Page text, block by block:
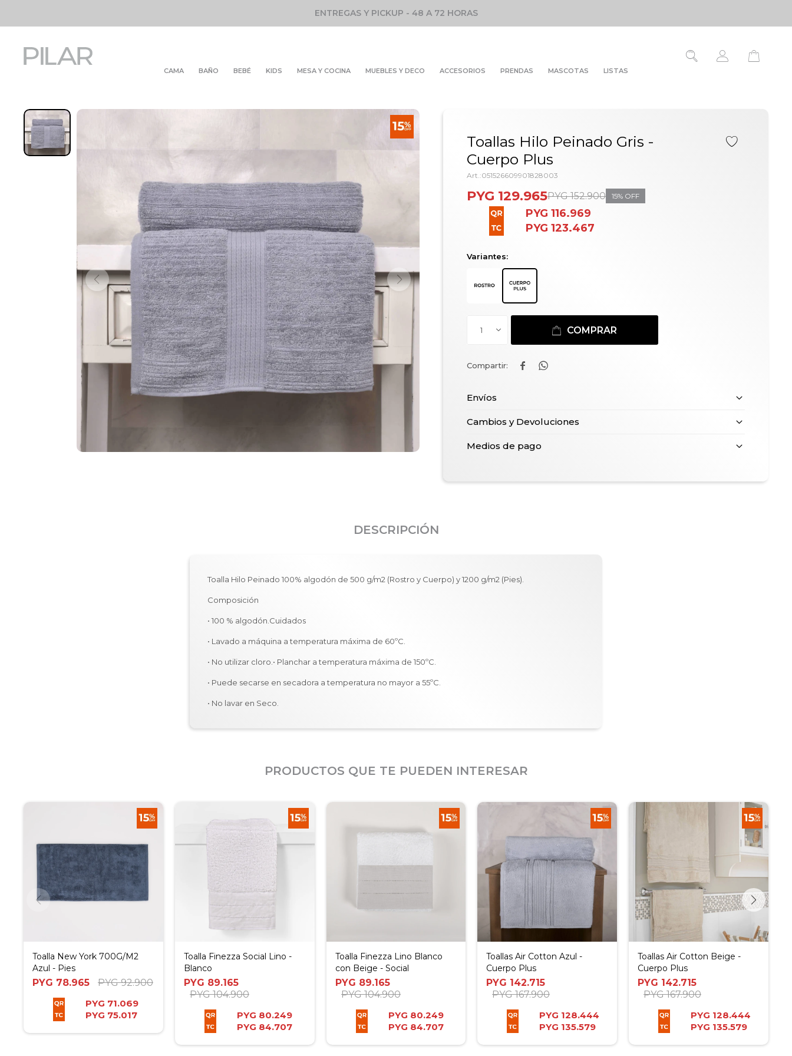
ENTREGAS Y PICKUP - 48 A 72 HORAS
CAMA BAÑO BEBÉ KIDS MESA Y COCINA MUEBLES Y DECO ACCESORIOS PRENDAS MASCOTAS LISTAS
Toallas Hilo Peinado Gris -
Cuerpo Plus
051526609901828003
PYG 129.965PYG 152.900 15
PYG 116.969
PYG 123.467
Variantes:
1 COMPRAR
 
Envíos
Cambios y Devoluciones
Medios de pago
DESCRIPCIÓN
Toalla Hilo Peinado 100% algodón de 500 g/m2 (Rostro y Cuerpo) y 1200 g/m2 (Pies).
Composición
• 100 % algodón.Cuidados
• Lavado a máquina a temperatura máxima de 60ºC.
• No utilizar cloro.• Planchar a temperatura máxima de 150ºC.
• Puede secarse en secadora a temperatura no mayor a 55ºC.
• No lavar en Seco.
PRODUCTOS QUE TE PUEDEN INTERESAR
Toalla New York 700G/M2
Azul - Pies
PYG 78.965 PYG 92.900
PYG 71.069
PYG 75.017
Toalla Finezza Social Lino -
Blanco
PYG 89.165
PYG 104.900
PYG 80.249
PYG 84.707
Toalla Finezza Lino Blanco
con Beige - Social
PYG 89.165
PYG 104.900
PYG 80.249
PYG 84.707
Toallas Air Cotton Azul -
Cuerpo Plus
PYG 142.715
PYG 167.900
PYG 128.444
PYG 135.579
Toallas Air Cotton Beige -
Cuerpo Plus
PYG 142.715
PYG 167.900
PYG 128.444
PYG 135.579